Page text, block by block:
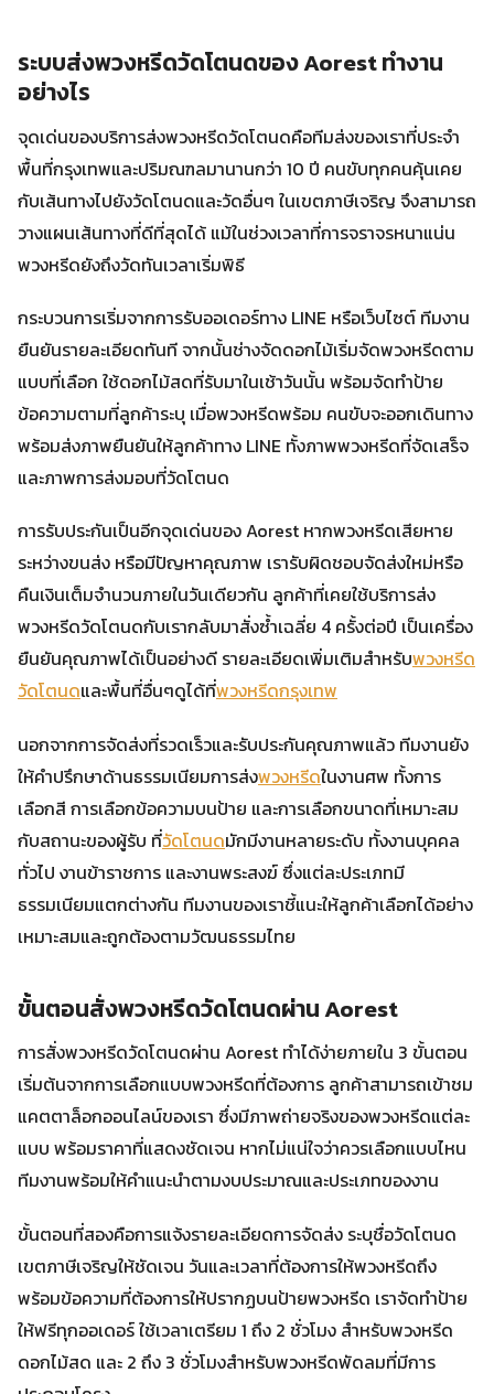
ระบบส่งพวงหรีดวัดโตนดของ Aorest ทำงาน
อย่างไร
จุดเด่นของบริการส่งพวงหรีดวัดโตนดคือทีมส่งของเราที่ประจำ
พื้นที่กรุงเทพและปริมณฑลมานานกว่า 10 ปี คนขับทุกคนคุ้นเคย
กับเส้นทางไปยังวัดโตนดและวัดอื่นๆ ในเขตภาษีเจริญ จึงสามารถ
วางแผนเส้นทางที่ดีที่สุดได้ แม้ในช่วงเวลาที่การจราจรหนาแน่น
พวงหรีดยังถึงวัดทันเวลาเริ่มพิธี
กระบวนการเริ่มจากการรับออเดอร์ทาง LINE หรือเว็บไซต์ ทีมงาน
ยืนยันรายละเอียดทันที จากนั้นช่างจัดดอกไม้เริ่มจัดพวงหรีดตาม
แบบที่เลือก ใช้ดอกไม้สดที่รับมาในเช้าวันนั้น พร้อมจัดทำป้าย
ข้อความตามที่ลูกค้าระบุ เมื่อพวงหรีดพร้อม คนขับจะออกเดินทาง
พร้อมส่งภาพยืนยันให้ลูกค้าทาง LINE ทั้งภาพพวงหรีดที่จัดเสร็จ
และภาพการส่งมอบที่วัดโตนด
การรับประกันเป็นอีกจุดเด่นของ Aorest หากพวงหรีดเสียหาย
ระหว่างขนส่ง หรือมีปัญหาคุณภาพ เรารับผิดชอบจัดส่งใหม่หรือ
คืนเงินเต็มจำนวนภายในวันเดียวกัน ลูกค้าที่เคยใช้บริการส่ง
พวงหรีดวัดโตนดกับเรากลับมาสั่งซ้ำเฉลี่ย 4 ครั้งต่อปี เป็นเครื่อง
ยืนยันคุณภาพได้เป็นอย่างดี รายละเอียดเพิ่มเติมสำหรับพวงหรีด
วัดโตนดและพื้นที่อื่นๆดูได้ที่พวงหรีดกรุงเทพ
นอกจากการจัดส่งที่รวดเร็วและรับประกันคุณภาพแล้ว ทีมงานยัง
ให้คำปรึกษาด้านธรรมเนียมการส่งพวงหรีดในงานศพ ทั้งการ
เลือกสี การเลือกข้อความบนป้าย และการเลือกขนาดที่เหมาะสม
กับสถานะของผู้รับ ที่วัดโตนดมักมีงานหลายระดับ ทั้งงานบุคคล
ทั่วไป งานข้าราชการ และงานพระสงฆ์ ซึ่งแต่ละประเภทมี
ธรรมเนียมแตกต่างกัน ทีมงานของเราชี้แนะให้ลูกค้าเลือกได้อย่าง
เหมาะสมและถูกต้องตามวัฒนธรรมไทย
ขั้นตอนสั่งพวงหรีดวัดโตนดผ่าน Aorest
การสั่งพวงหรีดวัดโตนดผ่าน Aorest ทำได้ง่ายภายใน 3 ขั้นตอน
เริ่มต้นจากการเลือกแบบพวงหรีดที่ต้องการ ลูกค้าสามารถเข้าชม
แคตตาล็อกออนไลน์ของเรา ซึ่งมีภาพถ่ายจริงของพวงหรีดแต่ละ
แบบ พร้อมราคาที่แสดงชัดเจน หากไม่แน่ใจว่าควรเลือกแบบไหน
ทีมงานพร้อมให้คำแนะนำตามงบประมาณและประเภทของงาน
ขั้นตอนที่สองคือการแจ้งรายละเอียดการจัดส่ง ระบุชื่อวัดโตนด
เขตภาษีเจริญให้ชัดเจน วันและเวลาที่ต้องการให้พวงหรีดถึง
พร้อมข้อความที่ต้องการให้ปรากฏบนป้ายพวงหรีด เราจัดทำป้าย
ให้ฟรีทุกออเดอร์ ใช้เวลาเตรียม 1 ถึง 2 ชั่วโมง สำหรับพวงหรีด
ดอกไม้สด และ 2 ถึง 3 ชั่วโมงสำหรับพวงหรีดพัดลมที่มีการ